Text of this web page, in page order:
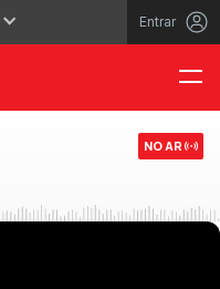
Entrar
NO AR